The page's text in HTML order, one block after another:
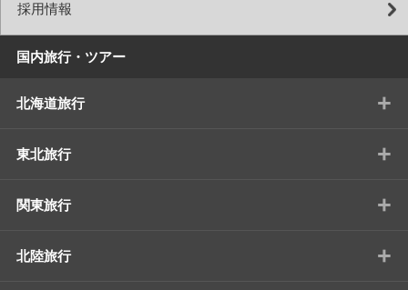
採用情報
国内旅行・ツアー
北海道旅行 +
東北旅行 +
関東旅行 +
北陸旅行 +